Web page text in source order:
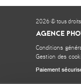
2026 © tous
AGENCE
Conditions
Gestion des